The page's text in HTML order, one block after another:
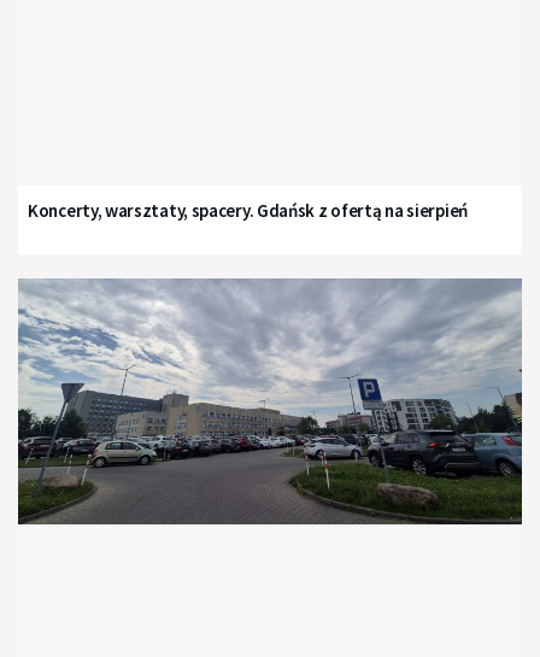
Koncerty, warsztaty, spacery. Gdańsk z ofertą na sierpień